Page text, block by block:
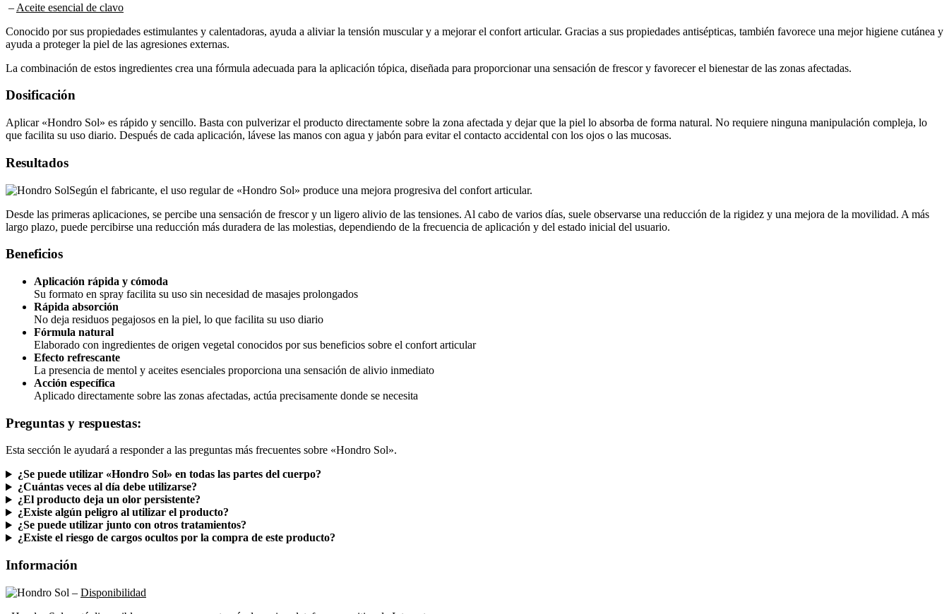
– Aceite esencial de clavo
Conocido por sus propiedades estimulantes y calentadoras, ayuda a aliviar la tensión muscular y a mejorar el confort articular. Gracias a sus propiedades antisépticas, también favorece una mejor higiene cutánea y
ayuda a proteger la piel de las agresiones externas.
La combinación de estos ingredientes crea una fórmula adecuada para la aplicación tópica, diseñada para proporcionar una sensación de frescor y favorecer el bienestar de las zonas afectadas.
Dosificación
Aplicar «Hondro Sol» es rápido y sencillo. Basta con pulverizar el producto directamente sobre la zona afectada y dejar que la piel lo absorba de forma natural. No requiere ninguna manipulación compleja, lo
que facilita su uso diario. Después de cada aplicación, lávese las manos con agua y jabón para evitar el contacto accidental con los ojos o las mucosas.
Resultados
Según el fabricante, el uso regular de «Hondro Sol» produce una mejora progresiva del confort articular.
Desde las primeras aplicaciones, se percibe una sensación de frescor y un ligero alivio de las tensiones. Al cabo de varios días, suele observarse una reducción de la rigidez y una mejora de la movilidad. A más
largo plazo, puede percibirse una reducción más duradera de las molestias, dependiendo de la frecuencia de aplicación y del estado inicial del usuario.
Beneficios
Aplicación rápida y cómoda
Su formato en spray facilita su uso sin necesidad de masajes prolongados
Rápida absorción
No deja residuos pegajosos en la piel, lo que facilita su uso diario
Fórmula natural
Elaborado con ingredientes de origen vegetal conocidos por sus beneficios sobre el confort articular
Efecto refrescante
La presencia de mentol y aceites esenciales proporciona una sensación de alivio inmediato
Acción específica
Aplicado directamente sobre las zonas afectadas, actúa precisamente donde se necesita
Preguntas y respuestas:
Esta sección le ayudará a responder a las preguntas más frecuentes sobre «Hondro Sol».
¿Se puede utilizar «Hondro Sol» en todas las partes del cuerpo?
¿Cuántas veces al día debe utilizarse?
¿El producto deja un olor persistente?
¿Existe algún peligro al utilizar el producto?
¿Se puede utilizar junto con otros tratamientos?
¿Existe el riesgo de cargos ocultos por la compra de este producto?
Información
– Disponibilidad